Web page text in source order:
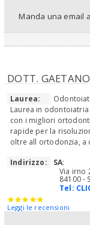
Manda una email
DOTT.
Laurea:
Laurea in
con i migliori
rapide per la
oltre all ortodonzia, a
Indirizzo:
SA:
Via irno
84100 -
Tel:
Leggi le recensioni